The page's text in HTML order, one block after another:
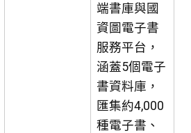
端書庫與國
資圖電子書
服務平台，
涵蓋5個電子
書資料庫，
匯集約4,000
種電子書、